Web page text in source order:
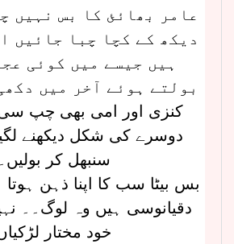
عامر بھائئ کا بس نہیں
دیکھ کے کچا چبا جائیں
ہیں جیسے میں کوئی
بولتے ہوئے آخر میں
کنزی اور امی بھی چپ
دوسرے کی شکل دیکھنے
سنبھل کر بولیں۔
بس بیٹا سب کا اپنا ذہن
دقیانوسی ہیں وہ لوگ۔۔
خود مختار